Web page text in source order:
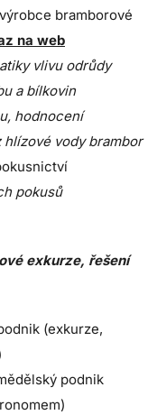
bramborové
na web
vlivu odrůdy
a bílkovin
hodnocení
vody brambor
pokusů
exkurze, řešení
(exkurze,
podnik